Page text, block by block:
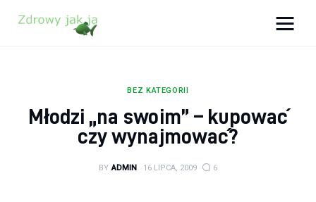
Zdrowy jak ja
Uroda
BEZ KATEGORII
Młodzi „na swoim” – kupować
czy wynajmować?
BY ADMIN 16 LIPCA, 2009 6